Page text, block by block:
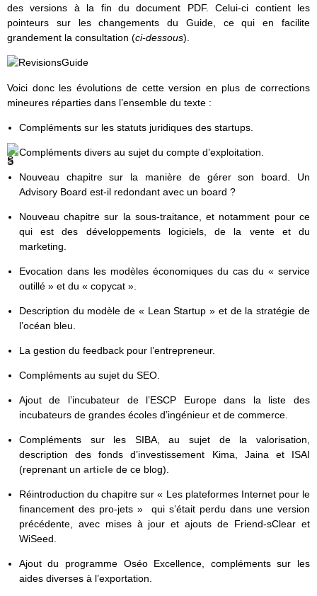
des versions à la fin du document PDF. Celui-ci contient les
pointeurs sur les changements du Guide, ce qui en facilite
grandement la consultation (ci-dessous).
Voici donc les évolutions de cette version en plus de corrections
mineures réparties dans l’ensemble du texte :
Compléments sur les statuts juridiques des startups.
Compléments divers au sujet du compte d’exploitation.
Nouveau chapitre sur la manière de gérer son board. Un
Advisory Board est-il redondant avec un board ?
Nouveau chapitre sur la sous-traitance, et notamment pour ce
qui est des développements logiciels, de la vente et du
marketing.
Evocation dans les modèles économiques du cas du « service
outillé » et du « copycat ».
Description du modèle de « Lean Startup » et de la stratégie de
l’océan bleu.
La gestion du feedback pour l’entrepreneur.
Compléments au sujet du SEO.
Ajout de l’incubateur de l’ESCP Europe dans la liste des
incubateurs de grandes écoles d’ingénieur et de commerce.
Compléments sur les SIBA, au sujet de la valorisation,
description des fonds d’investissement Kima, Jaina et ISAI
(reprenant un articlede ce blog).
Réintroduction du chapitre sur « Les plateformes Internet pour le
financement des pro-jets » qui s’était perdu dans une version
précédente, avec mises à jour et ajouts de Friend-sClear et
WiSeed.
Ajout du programme Oséo Excellence, compléments sur les
aides diverses à l’exportation.